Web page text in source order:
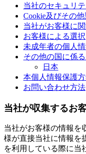
当社のセキュリテ
Cookie及びその
当社がお客様に
お客様による選択
未成年者の個人
その他の国に係
日本
本個人情報保護
お問い合わせ方法
当社が収集するお
当社がお客様の情報を
様が直接当社に情報を
を利用している際に当